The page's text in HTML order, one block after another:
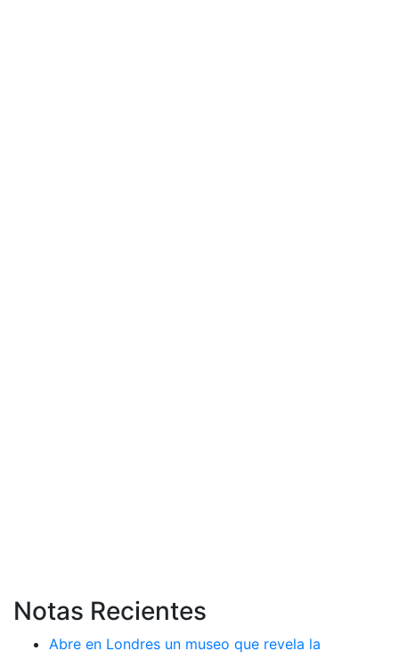
Notas Recientes
Abre en Londres un museo que revela la